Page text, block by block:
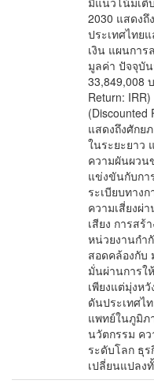
2030 แสดง
ประเทศไทย
เงิน แผนกา
มูลค่า ปัจจุบัน
33,849,008
Return:
(Discounted
แสดงถึงศักย
ในระยะยาว
ความผันผวน
แข่งขันกับกา
ระเบียบทาง
ความเสี่ยงผ่
เสียง การสร้
หน่วยงานก
สอดคล้องกับ
มั่นผ่านการใ
เพียงแต่มุ่งห
ดันประเทศไ
แพทย์ในภูมิภ
นวัตกรรม ค
ระดับโลก ธุ
เปลี่ยนแปลง